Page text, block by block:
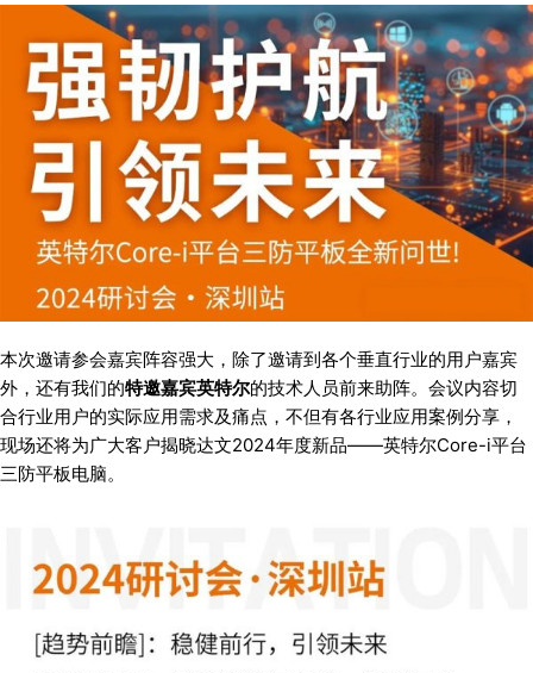
本次邀请参会嘉宾阵容强大，除了邀请到各个垂直行业的用户嘉宾
外，还有我们的特邀嘉宾英特尔的技术人员前来助阵。会议内容切
合行业用户的实际应用需求及痛点，不但有各行业应用案例分享，
现场还将为广大客户揭晓达文2024年度新品——英特尔Core-i平台
三防平板电脑。